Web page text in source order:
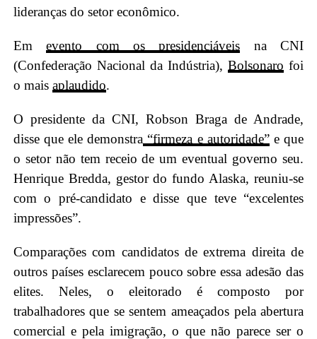
lideranças do setor econômico.
Emevento com os presidenciáveis na CNI
(Confederação Nacional da Indústria),Bolsonaro foi
o mais aplaudido.
O presidente da CNI, Robson Braga de Andrade,
disse que ele demonstra “firmeza e autoridade”e que
o setor não tem receio de um eventual governo seu.
Henrique Bredda, gestor do fundo Alaska, reuniu-se
com o pré-candidato e disse que teve “excelentes
impressões”.
Comparações com candidatos de extrema direita de
outros países esclarecem pouco sobre essa adesão das
elites. Neles, o eleitorado é composto por
trabalhadores que se sentem ameaçados pela abertura
comercial e pela imigração, o que não parece ser o